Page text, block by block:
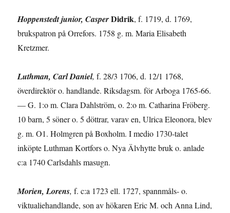
Hoppenstedt junior, CasperDidrik, f. 1719, d. 1769,
brukspatron på Orrefors. 1758 g. m. Maria Elisabeth
Kretzmer.
Luthman, Carl Daniel,f. 28/3 1706, d. 12/1 1768,
överdirektör o. handlande. Riksdagsm. för Arboga 1765-66.
— G. 1:o m. Clara Dahlström, o. 2:o m. Catharina Fröberg.
10 barn, 5 söner o. 5 döttrar, varav en, Ulrica Eleonora, blev
g. m. O1. Holmgren på Boxholm. I medio 1730-talet
inköpte Luthman Kortfors o. Nya Älvhytte bruk o. anlade
c:a 1740 Carlsdahls masugn.
Morien, Lorens,f. c:a 1723 ell. 1727, spannmåls- o.
viktualiehandlande, son av hökaren Eric M. och Anna Lind,